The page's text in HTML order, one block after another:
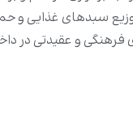
سبدهاى غذایى و
و عقیدتى در